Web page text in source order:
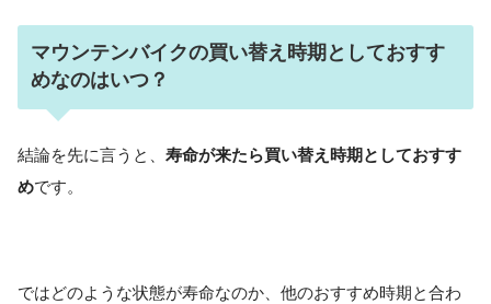
マウンテンバイクの買い替え時期としておすす
めなのはいつ？
結論を先に言うと、 寿命が来たら買い替え時期としておすす
めです。
ではどのような状態が寿命なのか、他のおすすめ時期と合わ